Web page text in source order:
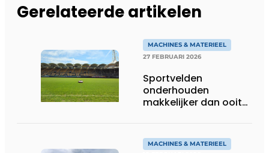
Gerelateerde artikelen
MACHINES & MATERIEEL
27 FEBRUARI 2026
Sportvelden
onderhouden
makkelijker dan ooit
MACHINES & MATERIEEL